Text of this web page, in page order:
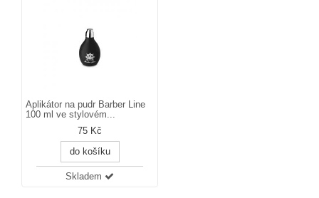
Aplikátor na pudr Barber Line
100 ml ve stylovém...
75 Kč
do košíku
Skladem